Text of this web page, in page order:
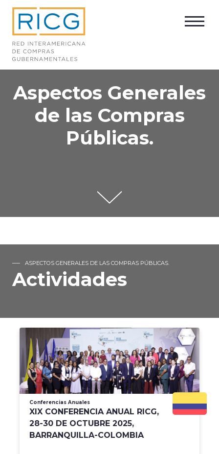
Aspectos Generales
de las Compras
Públicas.
ASPECTOS GENERALES DE LAS COMPRAS PÚBLICAS.
Actividades
Conferencias Anuales
XIX CONFERENCIA ANUAL RICG,
28-30 DE OCTUBRE 2025,
BARRANQUILLA-COLOMBIA